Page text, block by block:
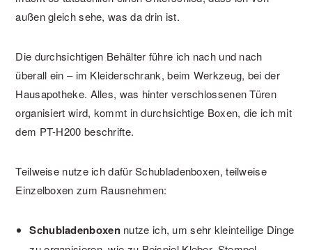
außen gleich sehe, was da drin ist.
Die durchsichtigen Behälter führe ich nach und nach
überall ein – im Kleiderschrank, beim Werkzeug, bei der
Hausapotheke. Alles, was hinter verschlossenen Türen
organisiert wird, kommt in durchsichtige Boxen, die ich mit
dem PT-H200 beschrifte.
Teilweise nutze ich dafür Schubladenboxen, teilweise
Einzelboxen zum Rausnehmen:
Schubladenboxennutze ich, um sehr kleinteilige Dinge